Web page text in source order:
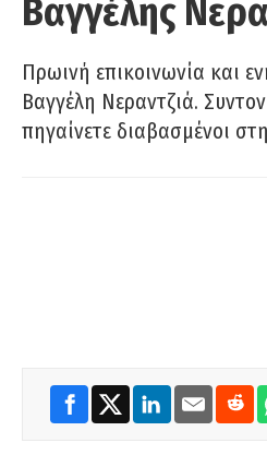
Βαγγέλης
Πρωινή επικοινωνία και
Βαγγέλη Νεραντζιά.
πηγαίνετε διαβασμένοι